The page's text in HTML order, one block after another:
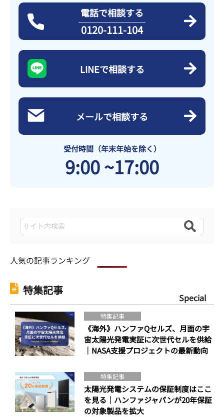
電話で相談する
0120-111-104
LINEで相談する
メールで相談する
受付時間（年末年始を除く）
9:00 ~17:00
人気の記事ランキング
特集記事
Special
特集記事
《海外》ハンファQセルズ、月面の宇
宙太陽光発電実証に次世代セルを供給
｜NASA支援プロジェクトの最新動向
特集記事
太陽光発電システムの保証制度はここ
を見る｜ハンファジャパンが20年保証
の対象製品を拡大